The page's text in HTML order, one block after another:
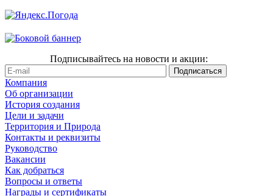
Подписывайтесь на новости и акции:
Компания
Об организации
История создания
Цели и задачи
Территория и Природа
Контакты и реквизиты
Руководство
Вакансии
Как добраться
Вопросы и ответы
Награды и сертификаты